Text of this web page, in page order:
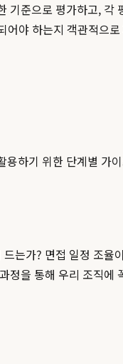
기준으로 평가하고, 각
야 하는지 객관적으
하기 위한 단계별 가
는가? 면접 일정 조율
정을 통해 우리 조직에